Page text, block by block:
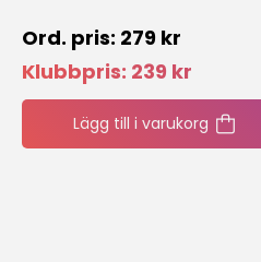
279 kr
Klubbpris: 239 kr
Lägg till i varukorg